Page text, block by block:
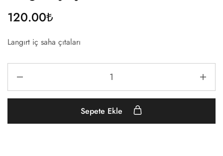
120.00₺
Langırt iç saha çıtaları
Sepete Ekle